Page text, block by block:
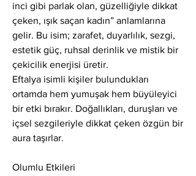
inci gibi parlak olan, güzelliğiyle dikkat
çeken, ışık saçan kadın” anlamlarına
gelir. Bu isim; zarafet, duyarlılık, sezgi,
estetik güç, ruhsal derinlik ve mistik bir
çekicilik enerjisi üretir.
Eftalya isimli kişiler bulundukları
ortamda hem yumuşak hem büyüleyici
bir etki bırakır. Doğallıkları, duruşları ve
içsel sezgileriyle dikkat çeken özgün bir
aura taşırlar.
Olumlu Etkileri